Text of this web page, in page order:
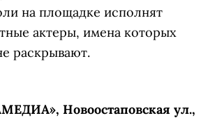
на площадке исполнят
актеры, имена которых
раскрывают.
Новоостаповская ул.,